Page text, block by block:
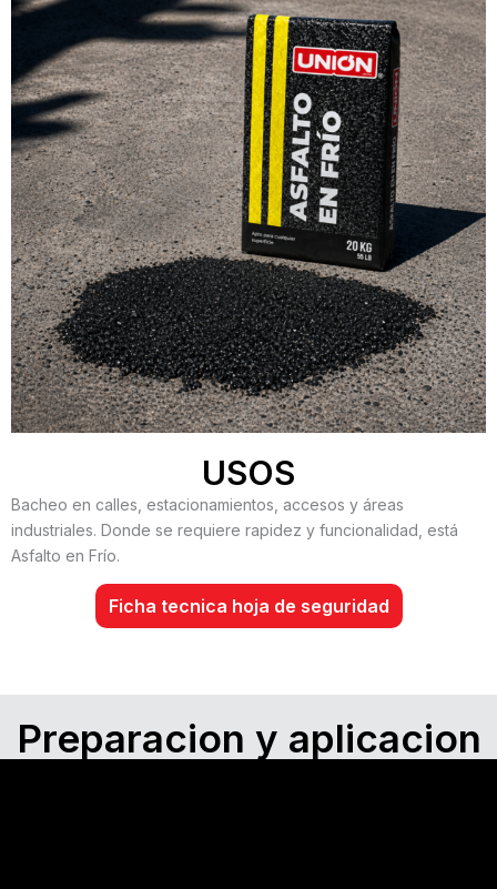
USOS
Bacheo en calles, estacionamientos, accesos y áreas
industriales. Donde se requiere rapidez y funcionalidad, está
Asfalto en Frío.
Ficha tecnica hoja de seguridad
Preparacion y aplicacion